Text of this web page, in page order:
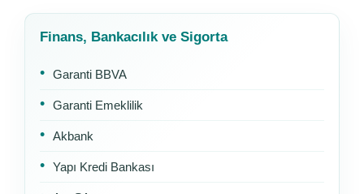
Finans, Bankacılık ve Sigorta
Garanti BBVA
Garanti Emeklilik
Akbank
Yapı Kredi Bankası